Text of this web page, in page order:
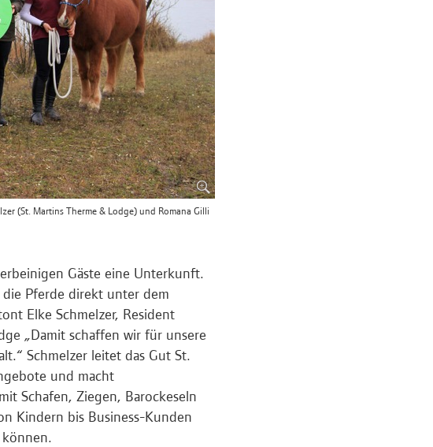
(St. Martins Therme & Lodge) und Romana Gilli
Gäste eine Unterkunft.
Pferde direkt unter dem
Elke Schmelzer, Resident
„Damit schaffen wir für unsere
Schmelzer leitet das Gut St.
und macht
Schafen, Ziegen, Barockeseln
Kindern bis Business-Kunden